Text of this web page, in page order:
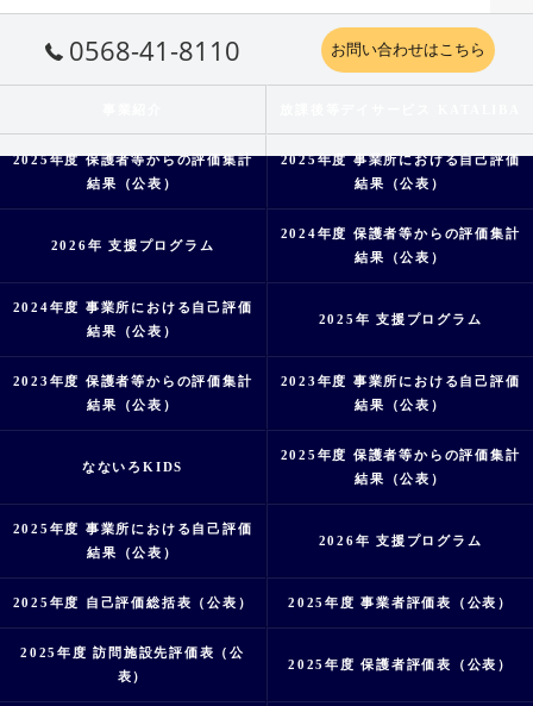
0568-41-8110 お問い合わせはこちら
2025年度 保護者等からの評価集計
結果（公表）
2025年度 事業所における自己評価
結果（公表）
2026年 支援プログラム
2024年度 保護者等からの評価集計
結果（公表）
2024年度 事業所における自己評価
結果（公表）
2025年 支援プログラム
2023年度 保護者等からの評価集計
結果（公表）
2023年度 事業所における自己評価
結果（公表）
なないろKIDS
2025年度 保護者等からの評価集計
結果（公表）
2025年度 事業所における自己評価
結果（公表）
2026年 支援プログラム
2025年度 自己評価総括表（公表） 2025年度 事業者評価表（公表）
2025年度 訪問施設先評価表（公
表）
2025年度 保護者評価表（公表）